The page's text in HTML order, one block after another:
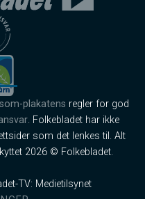
plakatens regler for god
. Folkebladet har ikke
som det lenkes til. Alt
2026 © Folkebladet.
TV: Medietilsynet